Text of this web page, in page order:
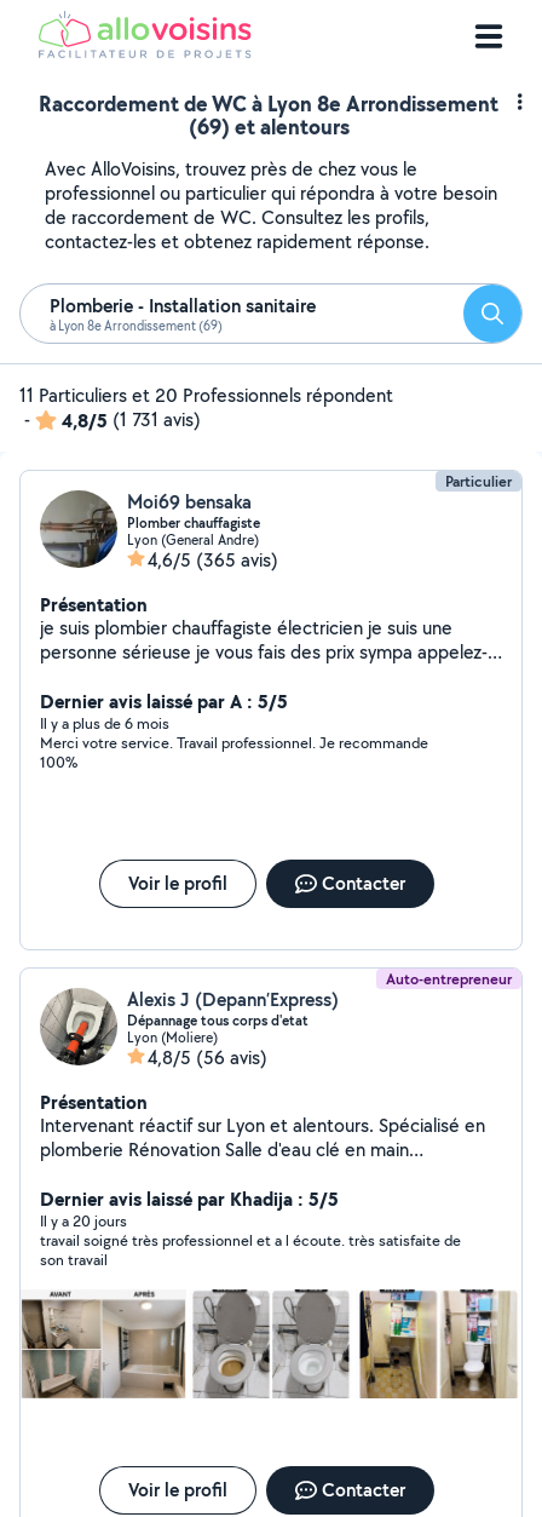
Raccordement de WC à Lyon 8e Arrondissement
(69) et alentours
Avec AlloVoisins, trouvez près de chez vous le
professionnel ou particulier qui répondra à votre besoin
de raccordement de WC. Consultez les profils,
contactez-les et obtenez rapidement réponse.
Plomberie - Installation sanitaire
à Lyon 8e Arrondissement (69)
11 Particuliers et 20 Professionnels répondent
-
4,8/5 (1 731 avis)
Particulier
Moi69 bensaka
Plomber chauffagiste
Lyon (General Andre)
4,6/5 (365 avis)
Présentation
je suis plombier chauffagiste électricien je suis une
personne sérieuse je vous fais des prix sympa appelez-
Dernier avis laissé par A : 5/5
Il y a plus de 6 mois
Merci votre service. Travail professionnel. Je recommande
100%
Voir le profil Contacter
Auto-entrepreneur
Alexis J (Depann’Express)
Dépannage tous corps d'etat
Lyon (Moliere)
4,8/5 (56 avis)
Présentation
Intervenant réactif sur Lyon et alentours. Spécialisé en
plomberie Rénovation Salle d'eau clé en main
canalisation, chauffe-eau Devis + déplacement gratuits
Dernier avis laissé par Khadija : 5/5
Il y a 20 jours
travail soigné très professionnel et a l écoute. très satisfaite de
son travail
Voir le profil Contacter